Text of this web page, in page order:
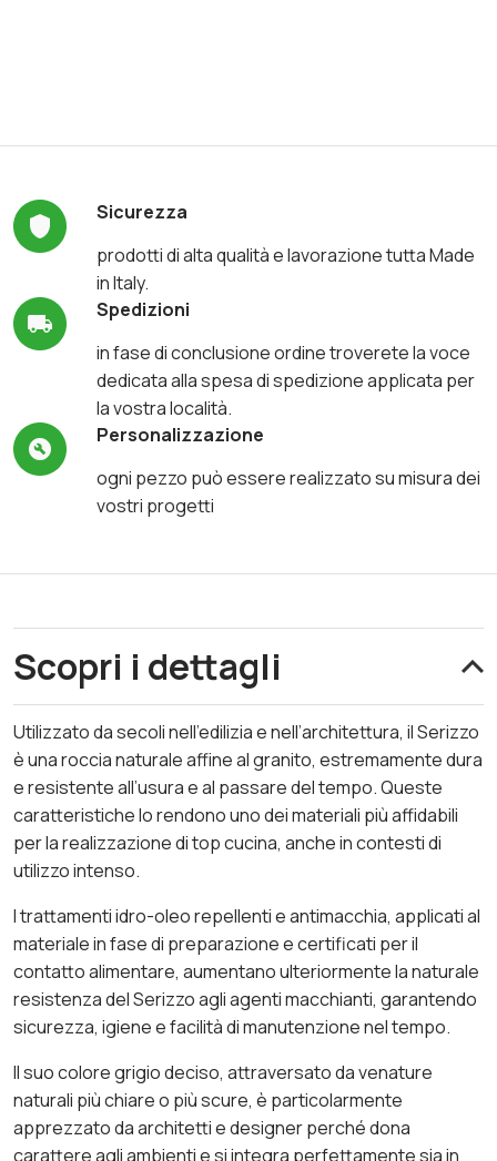
Sicurezza
prodotti di alta qualità e lavorazione tutta Made
in Italy.
Spedizioni
in fase di conclusione ordine troverete la voce
dedicata alla spesa di spedizione applicata per
la vostra località.
Personalizzazione
ogni pezzo può essere realizzato su misura dei
vostri progetti
Scopri i dettagli
Utilizzato da secoli nell’edilizia e nell’architettura, il Serizzo
è una roccia naturale affine al granito, estremamente dura
e resistente all’usura e al passare del tempo. Queste
caratteristiche lo rendono uno dei materiali più affidabili
per la realizzazione di top cucina, anche in contesti di
utilizzo intenso.
I trattamenti idro-oleo repellenti e antimacchia, applicati al
materiale in fase di preparazione e certificati per il
contatto alimentare, aumentano ulteriormente la naturale
resistenza del Serizzo agli agenti macchianti, garantendo
sicurezza, igiene e facilità di manutenzione nel tempo.
Il suo colore grigio deciso, attraversato da venature
naturali più chiare o più scure, è particolarmente
apprezzato da architetti e designer perché dona
carattere agli ambienti e si integra perfettamente sia in